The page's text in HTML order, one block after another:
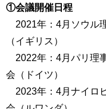
①会議開催日程
2021年：4月ソウル
（イギリス）
2022年：4月パリ理
会（ドイツ）
2023年：4月ナイロ